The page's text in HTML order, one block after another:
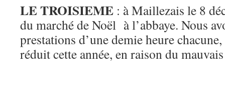
LE TROISIEME : à Maillezais le 8
du marché de Noël à l’abbaye. Nous
prestations d’une demie heure
réduit cette année, en raison du